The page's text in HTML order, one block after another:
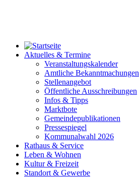
Aktuelles & Termine
Veranstaltungskalender
Amtliche Bekanntmachungen
Stellenangebot
Öffentliche Ausschreibungen
Infos & Tipps
Marktbote
Gemeindepublikationen
Pressespiegel
Kommunalwahl 2026
Rathaus & Service
Leben & Wohnen
Kultur & Freizeit
Standort & Gewerbe